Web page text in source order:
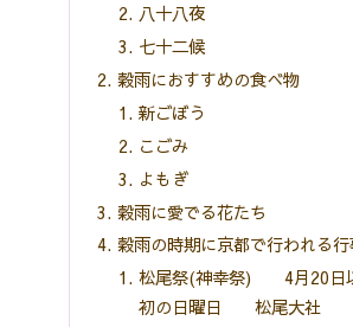
八十八夜
七十二候
穀雨におすすめの食べ物
新ごぼう
こごみ
よもぎ
穀雨に愛でる花たち
穀雨の時期に京都で行われる
松尾祭(神幸祭) 4月20日
初の日曜日 松尾大社